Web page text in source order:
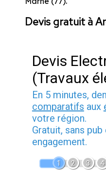
Devis gratuit à
Devis
(Travaux
En 5 minutes,
comparatifs aux
votre région.
Gratuit, sans pub
engagement.
1 2 3 4